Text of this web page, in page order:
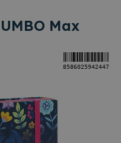
Max
8586025942447